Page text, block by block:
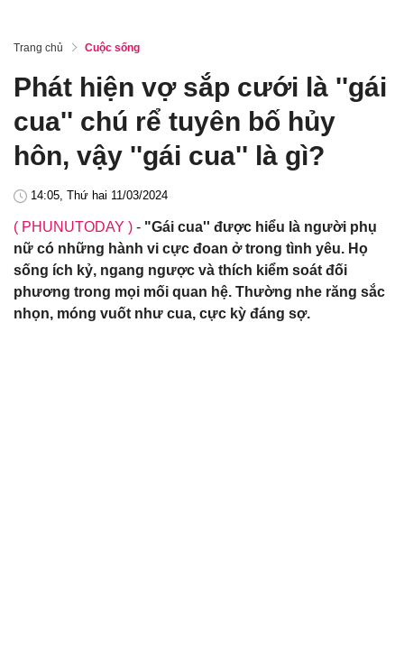
Trang chủ Cuộc sống
Phát hiện vợ sắp cưới là ''gái
cua'' chú rể tuyên bố hủy
hôn, vậy ''gái cua'' là gì?
14:05, Thứ hai 11/03/2024
( PHUNUTODAY ) - "Gái cua'' được hiểu là người phụ
nữ có những hành vi cực đoan ở trong tình yêu. Họ
sống ích kỷ, ngang ngược và thích kiểm soát đối
phương trong mọi mối quan hệ. Thường nhe răng sắc
nhọn, móng vuốt như cua, cực kỳ đáng sợ.